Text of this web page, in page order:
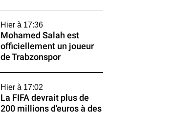
Hier à 17:36
Mohamed Salah est
officiellement un joueur
de Trabzonspor
Hier à 17:02
La FIFA devrait plus de
200 millions d'euros à des